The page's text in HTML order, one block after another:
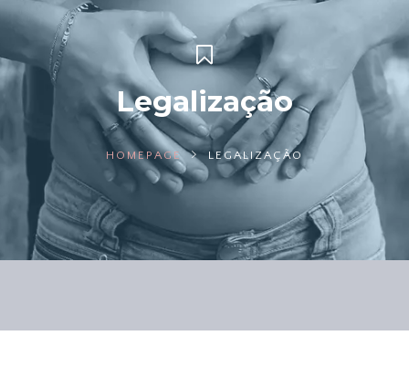
Legalização
HOMEPAGE LEGALIZAÇÃO